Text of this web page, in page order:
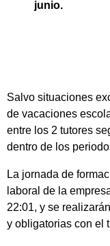
junio.
Salvo situaciones
de vacaciones
entre los 2 tutores
dentro de los
La jornada de
laboral de la
22:01, y se
y obligatorias con el